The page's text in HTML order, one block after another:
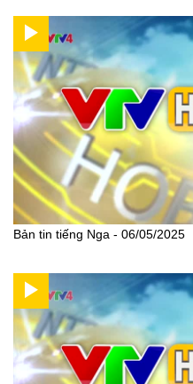
Bản tin tiếng Nga - 06/05/2025